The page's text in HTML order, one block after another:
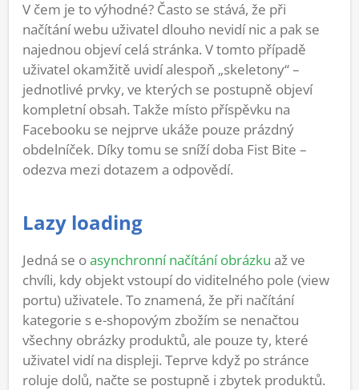
V čem je to výhodné? Často se stává, že při
načítání webu uživatel dlouho nevidí nic a pak se
najednou objeví celá stránka. V tomto případě
uživatel okamžitě uvidí alespoň „skeletony“ –
jednotlivé prvky, ve kterých se postupně objeví
kompletní obsah. Takže místo příspěvku na
Facebooku se nejprve ukáže pouze prázdný
obdelníček. Díky tomu se sníží doba Fist Bite –
odezva mezi dotazem a odpovědí.
Lazy loading
Jedná se oasynchronní načítání obrázku až ve
chvíli, kdy objekt vstoupí do viditelného pole (view
portu) uživatele. To znamená, že při načítání
kategorie s e-shopovým zbožím se nenačtou
všechny obrázky produktů, ale pouze ty, které
uživatel vidí na displeji. Teprve když po stránce
roluje dolů, načte se postupně i zbytek produktů.